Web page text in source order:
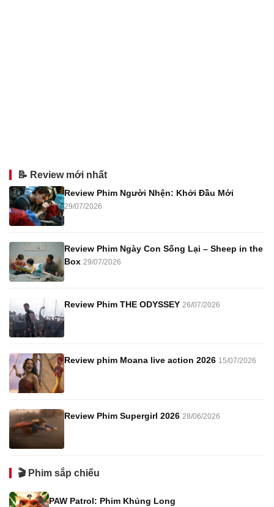
📝 Review mới nhất
Review Phim Người Nhện: Khởi Đầu Mới
29/07/2026
Review Phim Ngày Con Sống Lại – Sheep in the
Box 29/07/2026
Review Phim THE ODYSSEY 26/07/2026
Review phim Moana live action 2026 15/07/2026
Review Phim Supergirl 2026 28/06/2026
🎬 Phim sắp chiếu
PAW Patrol: Phim Khủng Long